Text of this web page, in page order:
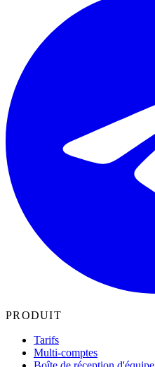
PRODUIT
Tarifs
Multi-comptes